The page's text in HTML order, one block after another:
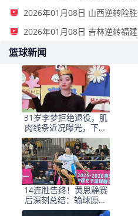
篮球新闻
31岁李梦拒绝退役，肌
肉线条近况曝光，下一
站或是土耳其联赛！
14连胜告终！黄思静赛
后深刻总结：输球原因
并非张子宇一人